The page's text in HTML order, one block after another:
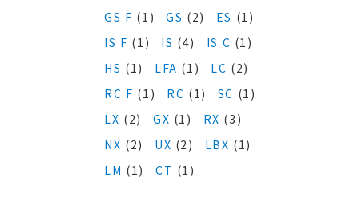
GS F (1) GS (2) ES (1)
IS F (1) IS (4) IS C (1)
HS (1) LFA (1) LC (2)
RC F (1) RC (1) SC (1)
LX (2) GX (1) RX (3)
NX (2) UX (2) LBX (1)
LM (1) CT (1)